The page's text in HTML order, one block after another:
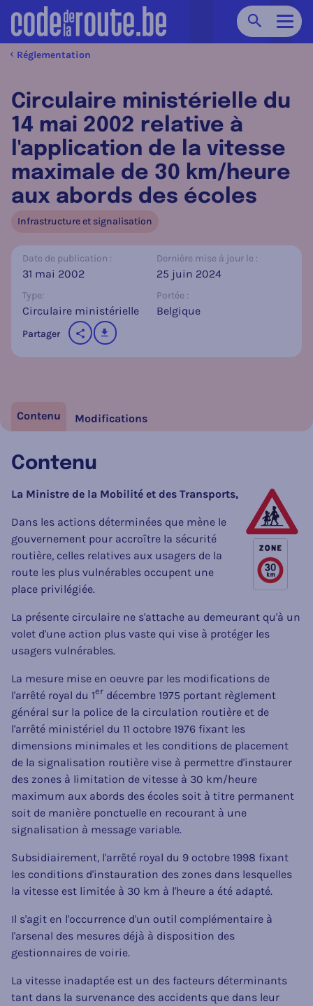
Chercher
Réglementation
Circulaire ministérielle du
14 mai 2002 relative à
l'application de la vitesse
maximale de 30 km/heure
aux abords des écoles
Infrastructure et signalisation
Date de publication :
31 mai 2002
Dernière mise à jour le :
25 juin 2024
Type:
Circulaire ministérielle
Portée :
Belgique
Partager
sur les réseaux sociaux
télécharger
Contenu Modifications
Contenu
La Ministre de la Mobilité et des Transports,
Dans les actions déterminées que mène le
gouvernement pour accroître la sécurité
routière, celles relatives aux usagers de la
route les plus vulnérables occupent une
place privilégiée.
La présente circulaire ne s'attache au demeurant qu'à un
volet d'une action plus vaste qui vise à protéger les
usagers vulnérables.
La mesure mise en oeuvre par les modifications de
l'arrêté royal du 1er décembre 1975 portant règlement
général sur la police de la circulation routière et de
l'arrêté ministériel du 11 octobre 1976 fixant les
dimensions minimales et les conditions de placement
de la signalisation routière vise à permettre d'instaurer
des zones à limitation de vitesse à 30 km/heure
maximum aux abords des écoles soit à titre permanent
soit de manière ponctuelle en recourant à une
signalisation à message variable.
Subsidiairement, l'arrêté royal du 9 octobre 1998 fixant
les conditions d'instauration des zones dans lesquelles
la vitesse est limitée à 30 km à l'heure a été adapté.
Il s'agit en l'occurrence d'un outil complémentaire à
l'arsenal des mesures déjà à disposition des
gestionnaires de voirie.
La vitesse inadaptée est un des facteurs déterminants
tant dans la survenance des accidents que dans leur